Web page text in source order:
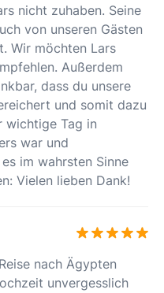
nicht zuhaben. Seine
von unseren Gästen
Wir möchten Lars
Außerdem
dass du unsere
und somit dazu
wichtige Tag in
war und
im wahrsten Sinne
Vielen lieben Dank!
nach Ägypten
unvergesslich